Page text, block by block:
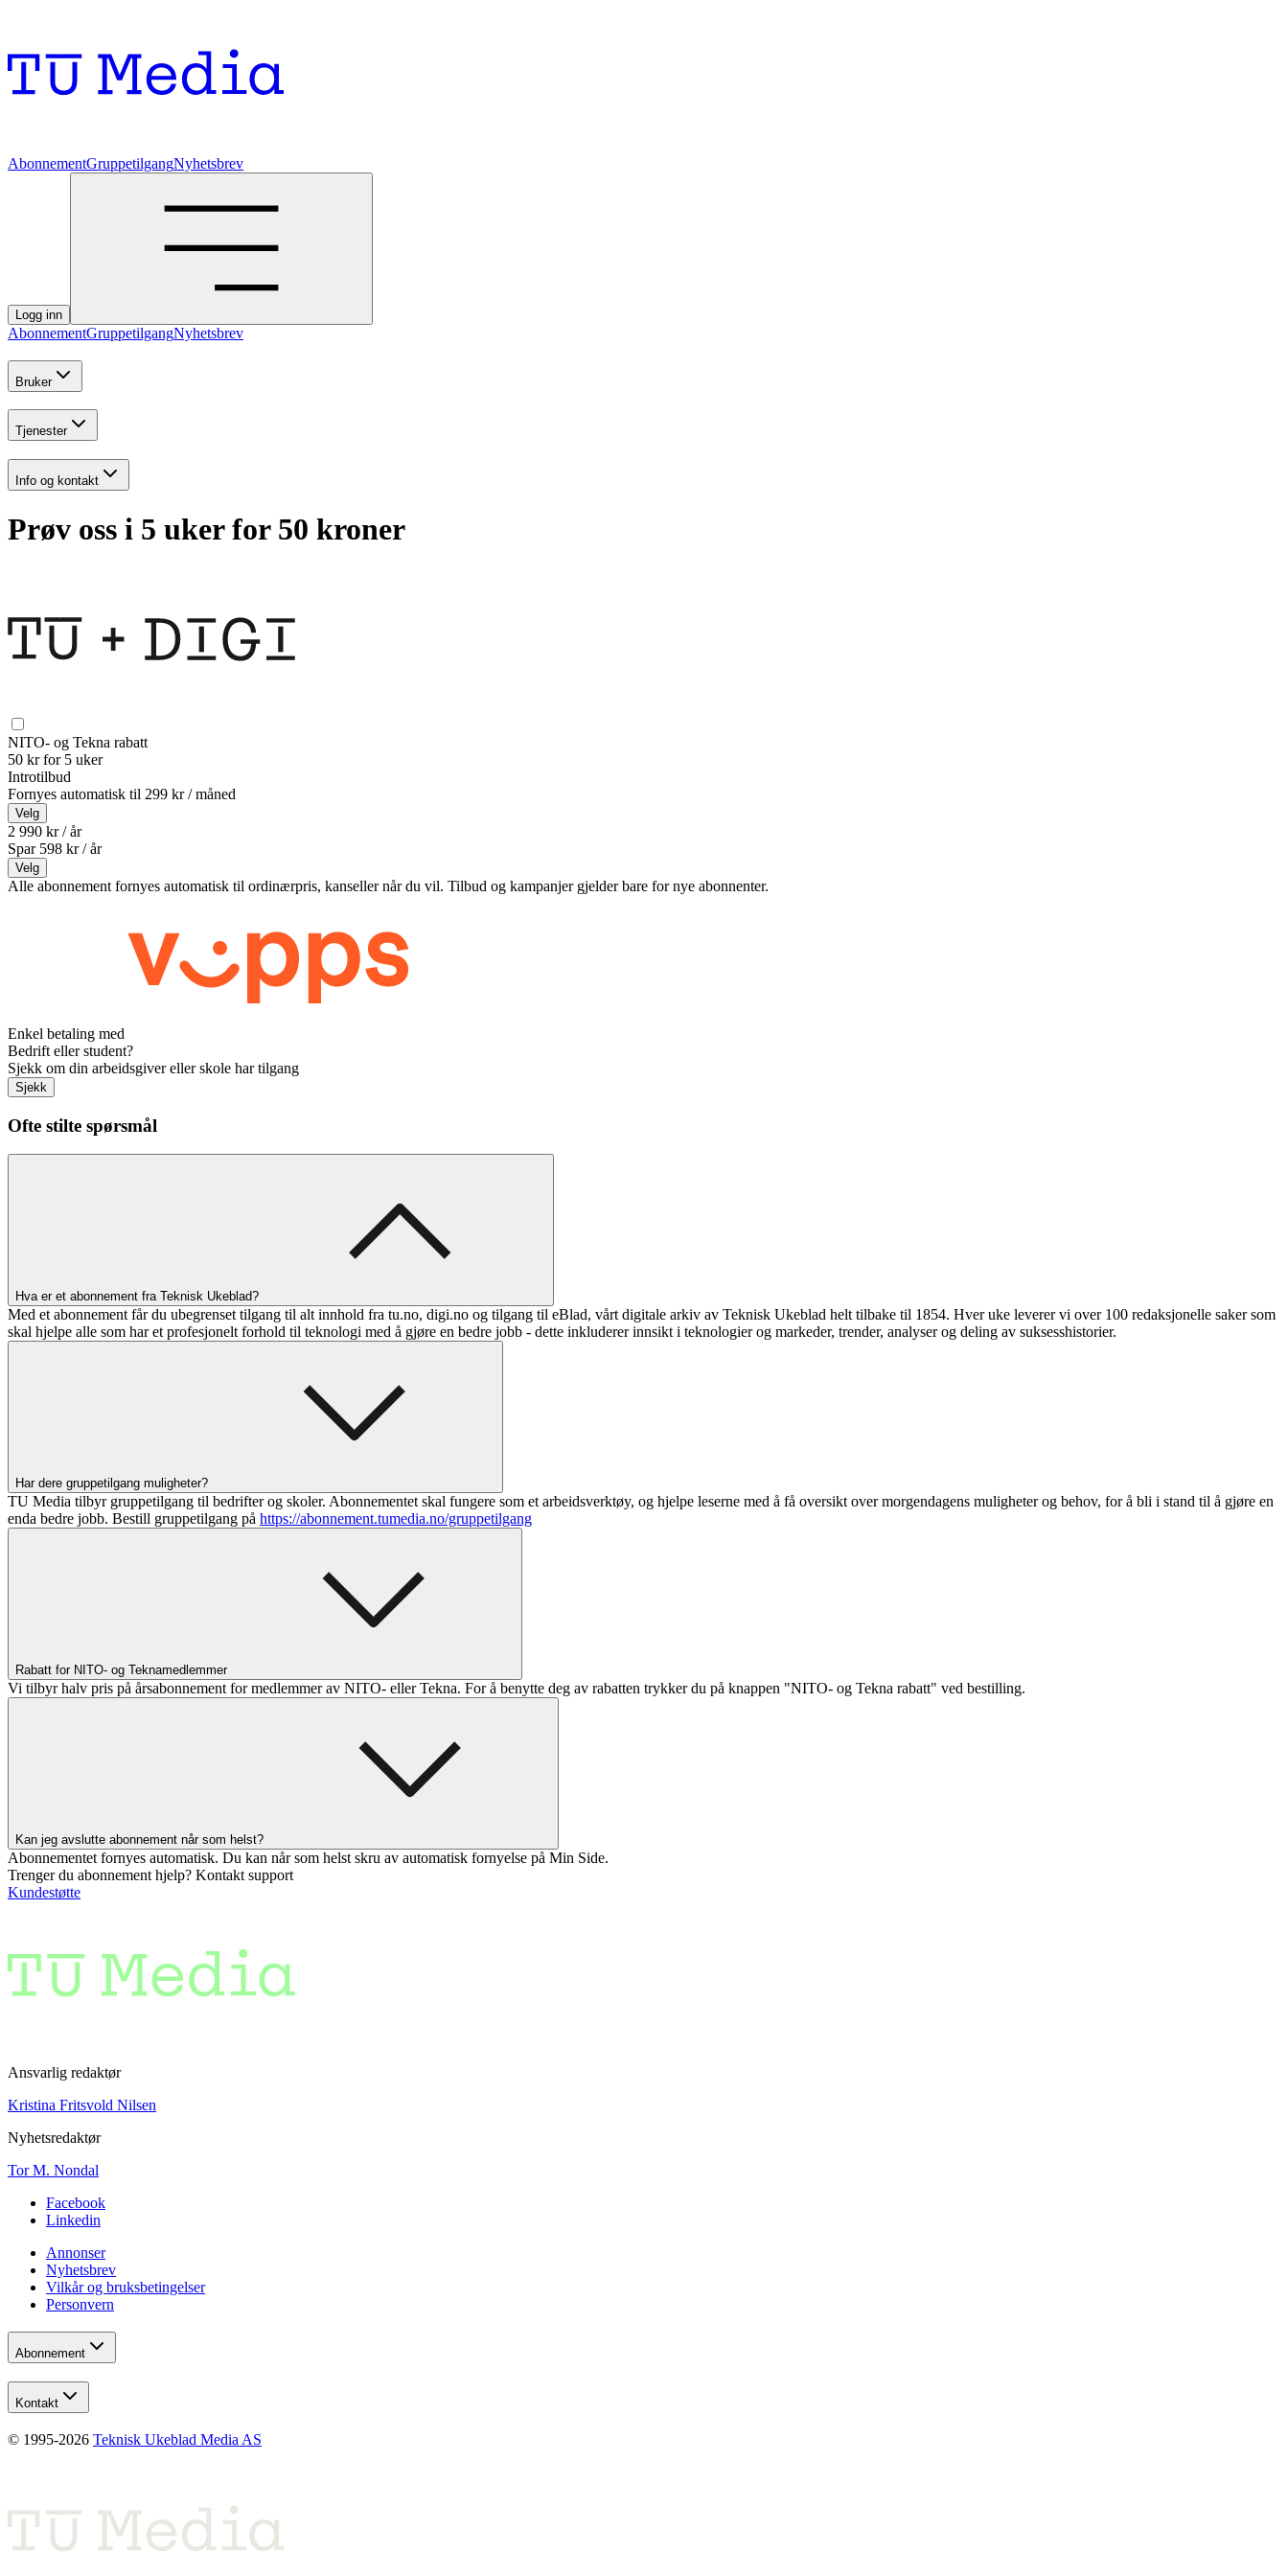
AbonnementGruppetilgangNyhetsbrev
Logg inn
AbonnementGruppetilgangNyhetsbrev
Bruker
Tjenester
Info og kontakt
Prøv oss i 5 uker for 50 kroner
NITO- og Tekna rabatt
50 kr for 5 uker
Introtilbud
Fornyes automatisk til 299 kr / måned
Velg
2 990 kr / år
Spar 598 kr /år
Velg
Alle abonnement fornyes automatisk til ordinærpris, kanseller når du vil. Tilbud og kampanjer gjelder bare for nye abonnenter.
Enkel betaling med
Bedrift eller student?
Sjekk om din arbeidsgiver eller skole har tilgang
Sjekk
Ofte stilte spørsmål
Hva er et abonnement fra Teknisk Ukeblad?
Med et abonnement får du ubegrenset tilgang til alt innhold fra tu.no, digi.no og tilgang til eBlad, vårt digitale arkiv av Teknisk Ukeblad helt tilbake til 1854. Hver uke leverer vi over 100 redaksjonelle saker som
skal hjelpe alle som har et profesjonelt forhold til teknologi med å gjøre en bedre jobb - dette inkluderer innsikt i teknologier og markeder, trender, analyser og deling av suksesshistorier.
Har dere gruppetilgang muligheter?
TU Media tilbyr gruppetilgang til bedrifter og skoler. Abonnementet skal fungere som et arbeidsverktøy, og hjelpe leserne med å få oversikt over morgendagens muligheter og behov, for å bli i stand til å gjøre en
enda bedre jobb. Bestill gruppetilgang på https://abonnement.tumedia.no/gruppetilgang
Rabatt for NITO- og Teknamedlemmer
Vi tilbyr halv pris på årsabonnement for medlemmer av NITO- eller Tekna. For å benytte deg av rabatten trykker du på knappen "NITO- og Tekna rabatt" ved bestilling.
Kan jeg avslutte abonnement når som helst?
Abonnementet fornyes automatisk. Du kan når som helst skru av automatisk fornyelse på Min Side.
Trenger du abonnement hjelp? Kontakt support
Kundestøtte
Ansvarlig redaktør
Kristina Fritsvold Nilsen
Nyhetsredaktør
Tor M. Nondal
Facebook
Linkedin
Annonser
Nyhetsbrev
Vilkår og bruksbetingelser
Personvern
Abonnement
Kontakt
© 1995-2026 Teknisk Ukeblad Media AS